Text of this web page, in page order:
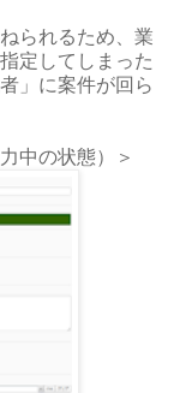
られるため、業
定してしまった
」に案件が回ら
中の状態）＞